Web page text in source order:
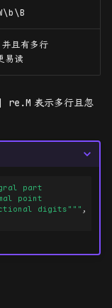
且有多行
易读
表示多行且忽
part
point
digits"""
,